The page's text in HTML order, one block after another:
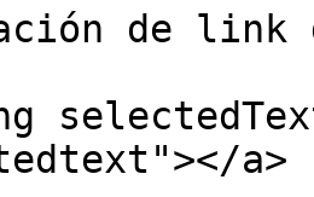
de
a>